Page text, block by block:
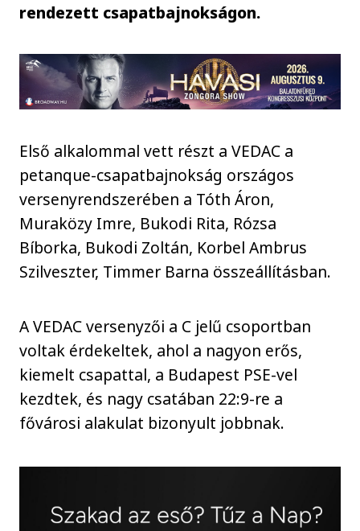
rendezett csapatbajnokságon.
Első alkalommal vett részt a VEDAC a
petanque-csapatbajnokság országos
versenyrendszerében a Tóth Áron,
Muraközy Imre, Bukodi Rita, Rózsa
Bíborka, Bukodi Zoltán, Korbel Ambrus
Szilveszter, Timmer Barna összeállításban.
A VEDAC versenyzői a C jelű csoportban
voltak érdekeltek, ahol a nagyon erős,
kiemelt csapattal, a Budapest PSE-vel
kezdtek, és nagy csatában 22:9-re a
fővárosi alakulat bizonyult jobbnak.